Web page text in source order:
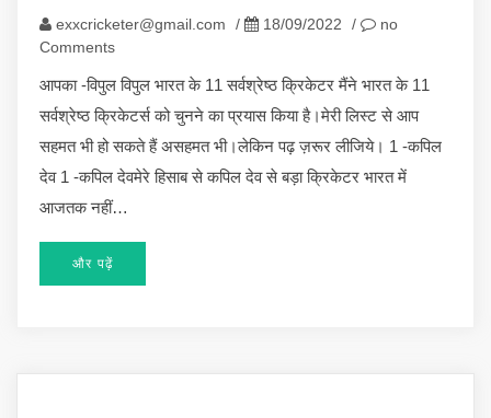
exxcricketer@gmail.com / 18/09/2022 /
no
Comments
आपका -विपुल विपुल भारत के 11 सर्वश्रेष्ठ क्रिकेटर मैंने भारत के 11
सर्वश्रेष्ठ क्रिकेटर्स को चुनने का प्रयास किया है।मेरी लिस्ट से आप
सहमत भी हो सकते हैं असहमत भी।लेकिन पढ़ ज़रूर लीजिये। 1 -कपिल
देव 1 -कपिल देवमेरे हिसाब से कपिल देव से बड़ा क्रिकेटर भारत में
आजतक नहीं…
और पढ़ें